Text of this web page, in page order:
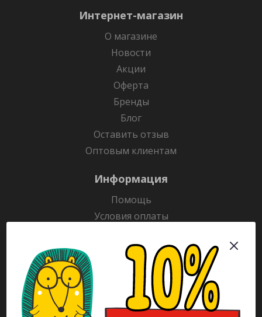
Интернет-магазин
О магазине
Новости
Акции
Оферта
Бренды
Блог
Оставить отзыв
Оптовым клиентам
Информация
Помощь
Условия оплаты
Гарантия на товар
Раскраски
Рекламодателям
Каталог